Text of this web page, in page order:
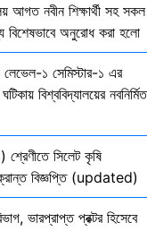
আগত নবীন শিক্ষার্থী সহ সকল
বিশেষভাবে অনুরোধ করা হলো
লেভেল-১ সেমিস্টার-১ এর
বিশ্ববিদ্যালয়ের নবনির্মিত
সিলেট কৃষি
বিজ্ঞপ্তি (updated)
ভারপ্রাপ্ত প্রক্টর হিসেবে